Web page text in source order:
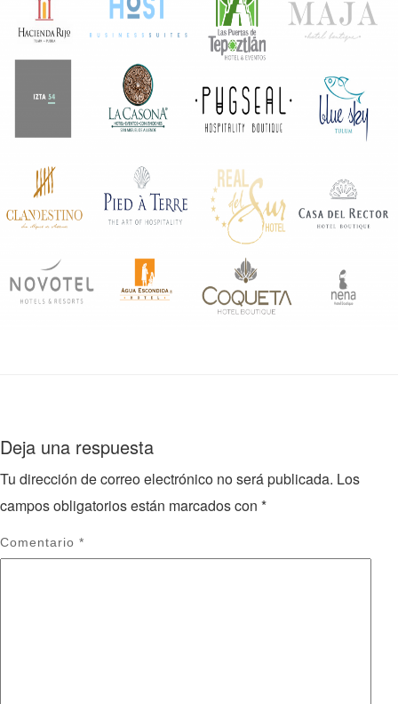
Deja una respuesta
Tu dirección de correo electrónico no será publicada. Los
campos obligatorios están marcados con *
Comentario *